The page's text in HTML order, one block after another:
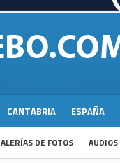
CANTABRIA ESPAÑA
DE FOTOS AUDIOS